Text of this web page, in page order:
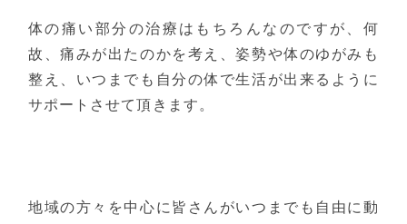
体の痛い部分の治療はもちろんなのですが、何
故、痛みが出たのかを考え、姿勢や体のゆがみも
整え、いつまでも自分の体で生活が出来るように
サポートさせて頂きます。
地域の方々を中心に皆さんがいつまでも自由に動